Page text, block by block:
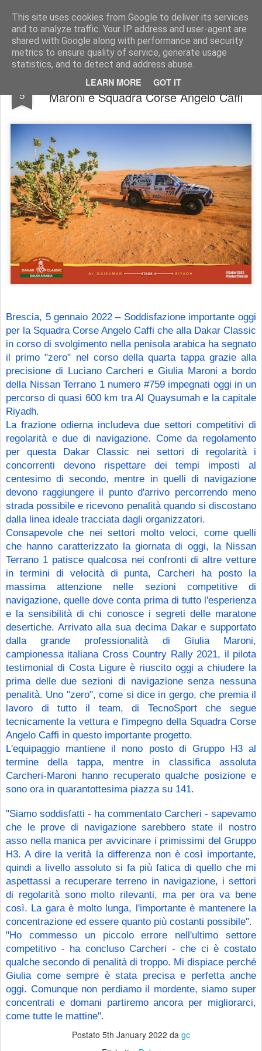
This site uses cookies from Google to deliver its services
and to analyze traffic. Your IP address and user-agent are
shared with Google along with performance and security
metrics to ensure quality of service, generate usage
statistics, and to detect and address abuse.
LEARN MORE GOT IT
AutoMotoCorse. Motorsport Random News 280912
5
Dakar Classic / Primo “zero” per Carcheri-
Maroni e Squadra Corse Angelo Caffi
Brescia, 5 gennaio 2022 – Soddisfazione importante oggi
per la Squadra Corse Angelo Caffi che alla Dakar Classic
in corso di svolgimento nella penisola arabica ha segnato
il primo "zero" nel corso della quarta tappa grazie alla
precisione di Luciano Carcheri e Giulia Maroni a bordo
della Nissan Terrano 1 numero #759 impegnati oggi in un
percorso di quasi 600 km tra Al Quaysumah e la capitale
Riyadh.
La frazione odierna includeva due settori competitivi di
regolarità e due di navigazione. Come da regolamento
per questa Dakar Classic nei settori di regolarità i
concorrenti devono rispettare dei tempi imposti al
centesimo di secondo, mentre in quelli di navigazione
devono raggiungere il punto d'arrivo percorrendo meno
strada possibile e ricevono penalità quando si discostano
dalla linea ideale tracciata dagli organizzatori.
Consapevole che nei settori molto veloci, come quelli
che hanno caratterizzato la giornata di oggi, la Nissan
Terrano 1 patisce qualcosa nei confronti di altre vetture
in termini di velocità di punta, Carcheri ha posto la
massima attenzione nelle sezioni competitive di
navigazione, quelle dove conta prima di tutto l'esperienza
e la sensibilità di chi conosce i segreti delle maratone
desertiche. Arrivato alla sua decima Dakar e supportato
dalla grande professionalità di Giulia Maroni,
campionessa italiana Cross Country Rally 2021, il pilota
testimonial di Costa Ligure è riuscito oggi a chiudere la
prima delle due sezioni di navigazione senza nessuna
penalità. Uno "zero", come si dice in gergo, che premia il
lavoro di tutto il team, di TecnoSport che segue
tecnicamente la vettura e l'impegno della Squadra Corse
Angelo Caffi in questo importante progetto.
L'equipaggio mantiene il nono posto di Gruppo H3 al
termine della tappa, mentre in classifica assoluta
Carcheri-Maroni hanno recuperato qualche posizione e
sono ora in quarantottesima piazza su 141.
"Siamo soddisfatti - ha commentato Carcheri - sapevamo
che le prove di navigazione sarebbero state il nostro
asso nella manica per avvicinare i primissimi del Gruppo
H3. A dire la verità la differenza non è così importante,
quindi a livello assoluto si fa più fatica di quello che mi
aspettassi a recuperare terreno in navigazione, i settori
di regolarità sono molto rilevanti, ma per ora va bene
così. La gara è molto lunga, l'importante è mantenere la
concentrazione ed essere quanto più costanti possibile".
"Ho commesso un piccolo errore nell'ultimo settore
competitivo - ha concluso Carcheri - che ci è costato
qualche secondo di penalità di troppo. Mi dispiace perché
Giulia come sempre è stata precisa e perfetta anche
oggi. Comunque non perdiamo il mordente, siamo super
concentrati e domani partiremo ancora per migliorarci,
come tutte le mattine".
Postato 5th January 2022 da gc